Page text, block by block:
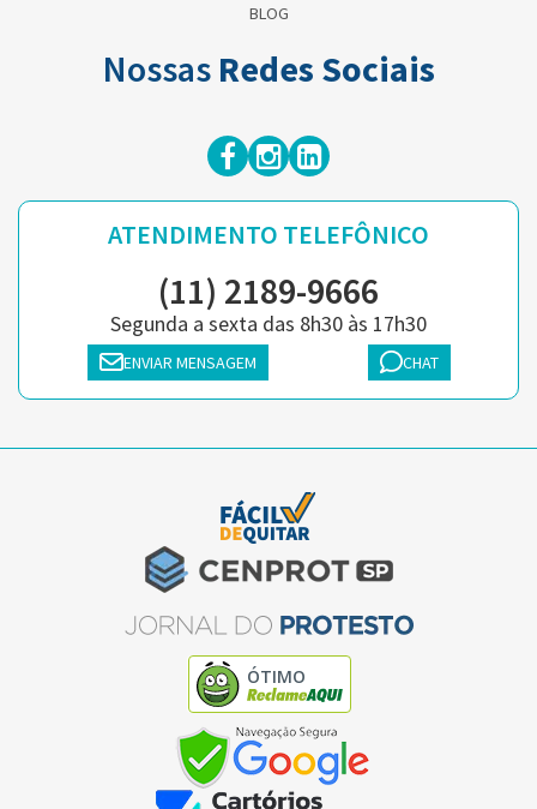
BLOG
Nossas Redes Sociais
ATENDIMENTO TELEFÔNICO
(11) 2189-9666
Segunda a sexta das 8h30 às 17h30
ENVIAR MENSAGEM CHAT
ÓTIMO